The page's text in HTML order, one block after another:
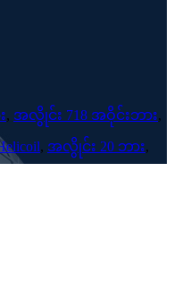
, အလွိုင်း 718 အဝိုင်းဘား,
, အလွိုင်း 20 ဘား,